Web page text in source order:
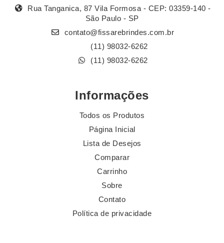
Rua Tanganica, 87 Vila Formosa - CEP: 03359-140 -
São Paulo - SP
contato@fissarebrindes.com.br
(11) 98032-6262
(11) 98032-6262
Informações
Todos os Produtos
Página Inicial
Lista de Desejos
Comparar
Carrinho
Sobre
Contato
Política de privacidade